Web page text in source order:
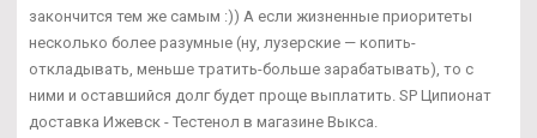
закончится тем же самым :)) А если жизненные приоритеты
несколько более разумные (ну, лузерские — копить-
откладывать, меньше тратить-больше зарабатывать), то с
ними и оставшийся долг будет проще выплатить. SP Ципионат
доставка Ижевск - Тестенол в магазине Выкса.